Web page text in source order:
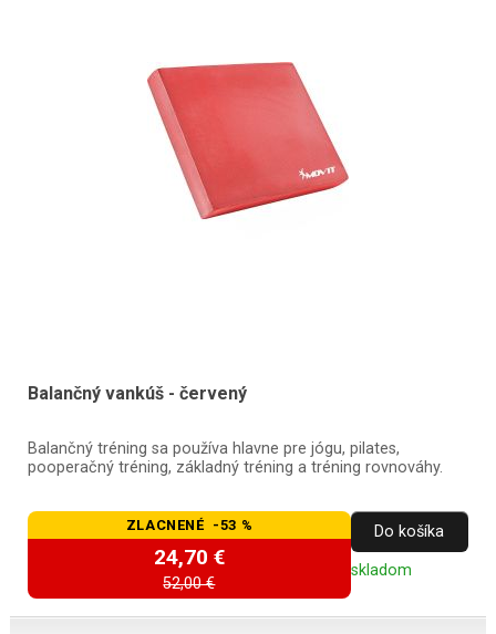
Balančný vankúš - červený
Balančný tréning sa používa hlavne pre jógu, pilates,
pooperačný tréning, základný tréning a tréning rovnováhy.
ZLACNENÉ -53 %
24,70 €
52,00 €
Do košíka
skladom